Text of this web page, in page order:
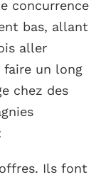
concurrence
bas, allant
aller
faire un long
chez des
Ils font